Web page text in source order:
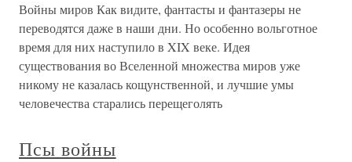
Войны миров Как видите, фантасты и фантазеры не
переводятся даже в наши дни. Но особенно вольготное
время для них наступило в XIX веке. Идея
существования во Вселенной множества миров уже
никому не казалась кощунственной, и лучшие умы
человечества старались перещеголять
Псы войны